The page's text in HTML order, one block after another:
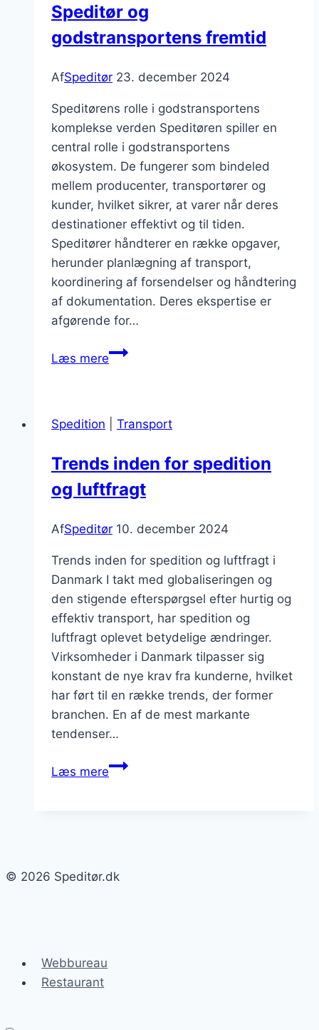
Speditør og
godstransportens fremtid
AfSpeditør 23. december 2024
Speditørens rolle i godstransportens
komplekse verden Speditøren spiller en
central rolle i godstransportens
økosystem. De fungerer som bindeled
mellem producenter, transportører og
kunder, hvilket sikrer, at varer når deres
destinationer effektivt og til tiden.
Speditører håndterer en række opgaver,
herunder planlægning af transport,
koordinering af forsendelser og håndtering
af dokumentation. Deres ekspertise er
afgørende for…
Læs mereSpeditør
Spedition
Transport
Trends inden for spedition
og luftfragt
AfSpeditør 10. december 2024
Trends inden for spedition og luftfragt i
Danmark I takt med globaliseringen og
den stigende efterspørgsel efter hurtig og
effektiv transport, har spedition og
luftfragt oplevet betydelige ændringer.
Virksomheder i Danmark tilpasser sig
konstant de nye krav fra kunderne, hvilket
har ført til en række trends, der former
branchen. En af de mest markante
tendenser…
Læs mereTrends
© 2026 Speditør.dk
Webbureau
Restaurant